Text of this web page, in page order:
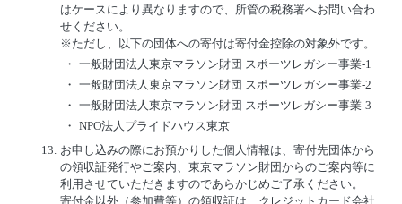
はケースにより異なりますので、所管の税務署へお問い合わ
せください。
※ただし、以下の団体への寄付は寄付金控除の対象外です。
・ 一般財団法人東京マラソン財団 スポーツレガシー事業-1
・ 一般財団法人東京マラソン財団 スポーツレガシー事業-2
・ 一般財団法人東京マラソン財団 スポーツレガシー事業-3
・ NPO法人プライドハウス東京
13. お申し込みの際にお預かりした個人情報は、寄付先団体から
の領収証発行やご案内、東京マラソン財団からのご案内等に
利用させていただきますのであらかじめご了承ください。
寄付金以外（参加費等）の領収証は、クレジットカード会社